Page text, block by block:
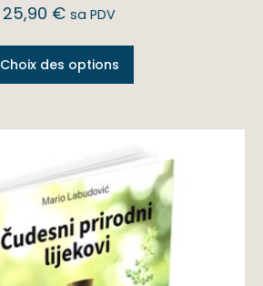
25,90 € sa PDV
Choix des options